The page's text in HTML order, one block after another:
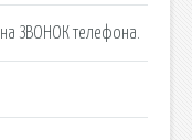
ЗВОНОК телефона.